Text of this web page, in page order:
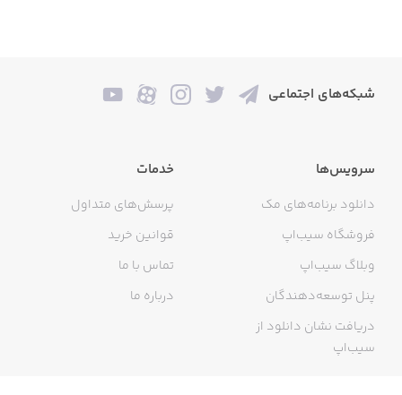
شبکه‌های اجتماعی
سرویس‌ها
دانلود برنامه‌های مک
فروشگاه سیب‌اپ
وبلاگ سیب‌اپ
پنل توسعه‌دهندگان
دریافت نشان دانلود از
سیب‌اپ
خدمات
پرسش‌های متداول
قوانین خرید
تماس با ما
درباره ما